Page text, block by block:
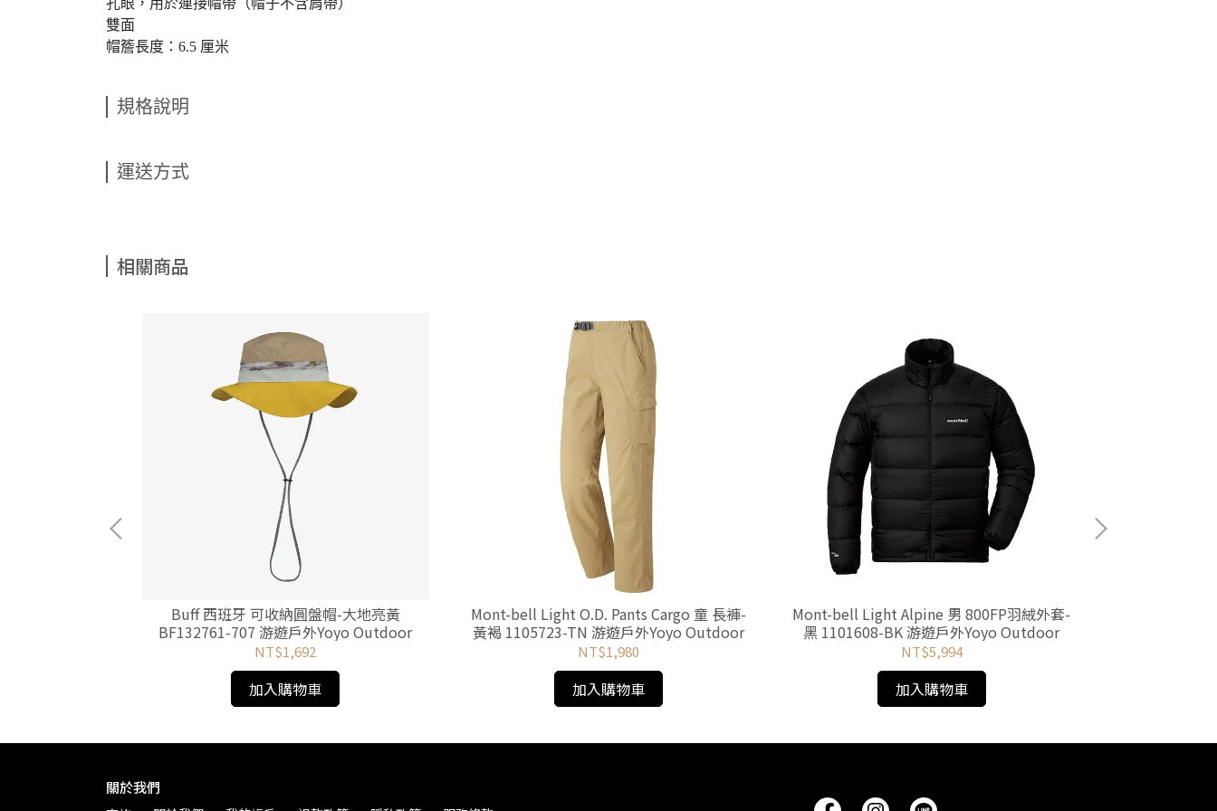
孔眼，用於連接帽帶（帽子不含肩帶）
雙面
帽簷長度：6.5 厘米
規格說明
運送方式
相關商品
Buff 西班牙 可收納圓盤帽-大地亮黃
BF132761-707 游遊戶外Yoyo Outdoor
NT$1,692
加入購物車
Mont-bell Light O.D. Pants Cargo 童 長褲-
黃褐 1105723-TN 游遊戶外Yoyo Outdoor
NT$1,980
加入購物車
Mont-bell Light Alpine 男 800FP羽絨外套-
黑 1101608-BK 游遊戶外Yoyo Outdoor
NT$5,994
加入購物車
關於我們